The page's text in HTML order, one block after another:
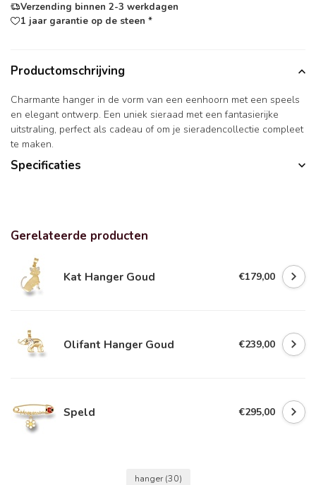
Verzending binnen 2-3 werkdagen
1 jaar garantie op de steen *
Productomschrijving
Charmante hanger in de vorm van een eenhoorn met een speels
en elegant ontwerp. Een uniek sieraad met een fantasierijke
uitstraling, perfect als cadeau of om je sieradencollectie compleet
te maken.
Specificaties
Gerelateerde producten
Kat Hanger Goud €179,00
Olifant Hanger Goud €239,00
Speld €295,00
hanger(30)